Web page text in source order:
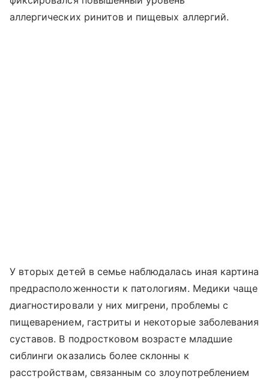
аллергических ринитов и пищевых аллергий.
У вторых детей в семье наблюдалась иная картина
предрасположенности к патологиям. Медики чаще
диагностировали у них мигрени, проблемы с
пищеварением, гастриты и некоторые заболевания
суставов. В подростковом возрасте младшие
сиблинги оказались более склонны к
расстройствам, связанным со злоупотреблением